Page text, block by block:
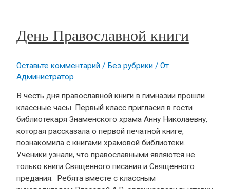
День Православной книги
Оставьте комментарий / Без рубрики/ От
Администратор
В честь дня православной книги в гимназии прошли
классные часы. Первый класс пригласил в гости
библиотекаря Знаменского храма Анну Николаевну,
которая рассказала о первой печатной книге,
познакомила с книгами храмовой библиотеки.
Ученики узнали, что православными являются не
только книги Священного писания и Священного
предания. Ребята вместе с классным